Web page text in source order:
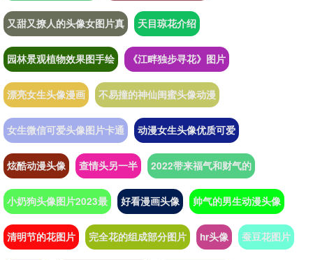
又甜又撩人的头像女图片真 天目琼花介绍
园林景观植物效果图手绘 《江畔独步寻花》图片
漂亮女生头像漫画 不易撞的神仙闺蜜头像动漫
女生微信可爱头像图片卡通 动漫女生头像优质可爱
炫酷动漫头像 查情头另一半 2022带来福气和财气的
小奶狗头像图片2023最 好看漫画头像 帅气的男生动漫头像
清明节的花图片 完全花的组成部分图片 hr头像 蚕豆花图片